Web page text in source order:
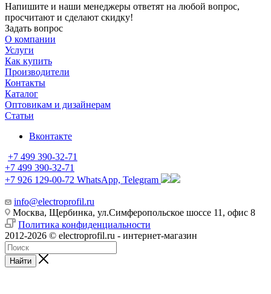
Напишите и наши менеджеры ответят на любой вопрос,
просчитают и сделают скидку!
Задать вопрос
О компании
Услуги
Как купить
Производители
Контакты
Каталог
Оптовикам и дизайнерам
Статьи
Вконтакте
+7 499 390-32-71
+7 499 390-32-71
+7 926 129-00-72 WhatsApp, Telegram
info@electroprofil.ru
Москва, Щербинка, ул.Симферопольское шоссе 11, офис 8
Политика конфиденциальности
2012-2026 © electroprofil.ru - интернет-магазин
Найти